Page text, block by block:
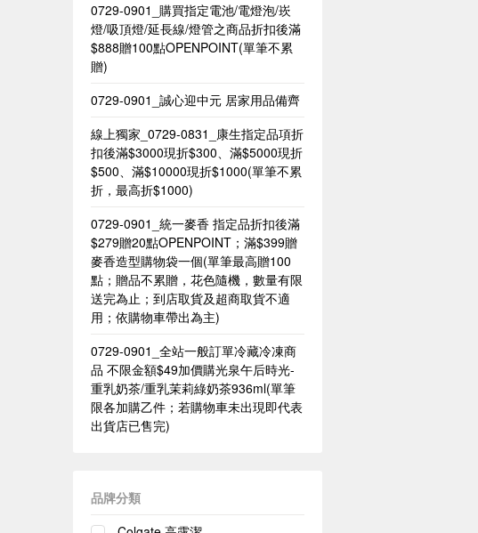
0729-0901_購買指定電池/電燈泡/崁
燈/吸頂燈/延長線/燈管之商品折扣後滿
$888贈100點OPENPOINT(單筆不累
贈)
0729-0901_誠心迎中元 居家用品備齊
線上獨家_0729-0831_康生指定品項折
扣後滿$3000現折$300、滿$5000現折
$500、滿$10000現折$1000(單筆不累
折，最高折$1000)
0729-0901_統一麥香​ 指定品折扣後滿
$279贈20點OPENPOINT；滿$399贈
麥香造型購物袋一個(單筆最高贈100
點；贈品不累贈，花色隨機，數量有限
送完為止；到店取貨及超商取貨不適
用；依購物車帶出為主)​
0729-0901_全站一般訂單冷藏冷凍商
品 不限金額$49加價購光泉午后時光-
重乳奶茶/重乳茉莉綠奶茶936ml(單筆
限各加購乙件；若購物車未出現即代表
出貨店已售完)
品牌分類